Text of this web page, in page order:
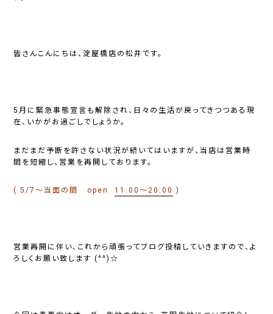
皆さんこんにちは、淀屋橋店の松井です。
5月に緊急事態宣言も解除され、日々の生活が戻ってきつつある現
在、いかがお過ごしでしょうか。
まだまだ予断を許さない状況が続いてはいますが、当店は営業時
間を短縮し、営業を再開しております。
( 5/7～当面の間 open11:00～20:00 )
営業再開に伴い、これから頑張ってブログ投稿していきますので、よ
ろしくお願い致します (^^)☆